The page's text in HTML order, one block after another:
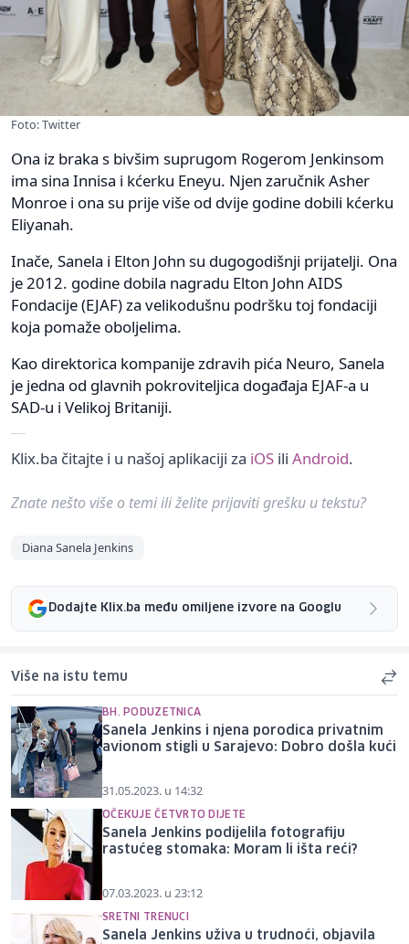
Foto: Twitter
Ona iz braka s bivšim suprugom Rogerom Jenkinsom
ima sina Innisa i kćerku Eneyu. Njen zaručnik Asher
Monroe i ona su prije više od dvije godine dobili kćerku
Eliyanah.
Inače, Sanela i Elton John su dugogodišnji prijatelji. Ona
je 2012. godine dobila nagradu Elton John AIDS
Fondacije (EJAF) za velikodušnu podršku toj fondaciji
koja pomaže oboljelima.
Kao direktorica kompanije zdravih pića Neuro, Sanela
je jedna od glavnih pokroviteljica događaja EJAF-a u
SAD-u i Velikoj Britaniji.
Klix.ba čitajte i u našoj aplikaciji za iOS ili Android.
Znate nešto više o temi ili želite prijaviti grešku u tekstu?
Diana Sanela Jenkins
Dodajte Klix.ba među omiljene izvore na Googlu
Više na istu temu
BH. PODUZETNICA
Sanela Jenkins i njena porodica privatnim
avionom stigli u Sarajevo: Dobro došla kući
31.05.2023. u 14:32
OČEKUJE ČETVRTO DIJETE
Sanela Jenkins podijelila fotografiju
rastućeg stomaka: Moram li išta reći?
07.03.2023. u 23:12
SRETNI TRENUCI
Sanela Jenkins uživa u trudnoći, objavila